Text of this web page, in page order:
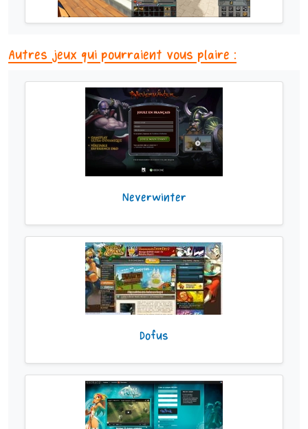
Autres jeux qui pourraient vous plaire :
Neverwinter
Dofus